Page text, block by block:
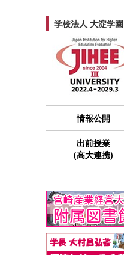
学校法人 大淀学園
情報公開
出前授業
(高大連携)